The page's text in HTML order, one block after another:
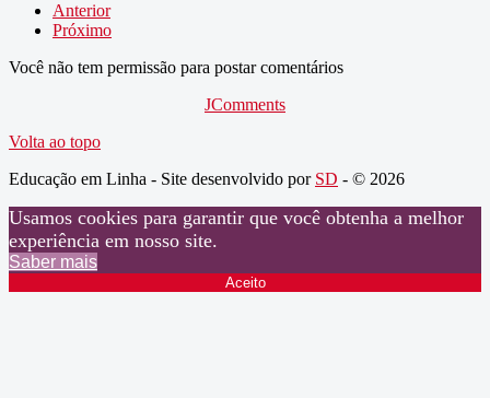
Anterior
Próximo
Você não tem permissão para postar comentários
JComments
Volta ao topo
Educação em Linha - Site desenvolvido por SD - © 2026
Usamos cookies para garantir que você obtenha a melhor
experiência em nosso site.
Saber mais
Aceito